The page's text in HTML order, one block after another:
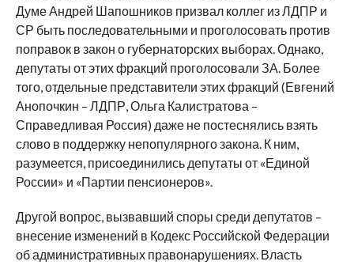
Думе Андрей Шапошников призвал коллег из ЛДПР и
СР быть последовательными и проголосовать против
поправок в закон о губернаторских выборах. Однако,
депутаты от этих фракций проголосовали ЗА. Более
того, отдельные представители этих фракций (Евгений
Анопочкин – ЛДПР, Ольга Калистратова –
Справедливая Россия) даже не постеснялись взять
слово в поддержку непопулярного закона. К ним,
разумеется, присоединились депутаты от «Единой
России» и «Партии пенсионеров».
Другой вопрос, вызвавший споры среди депутатов –
внесение изменений в Кодекс Российской Федерации
об административных правонарушениях. Власть